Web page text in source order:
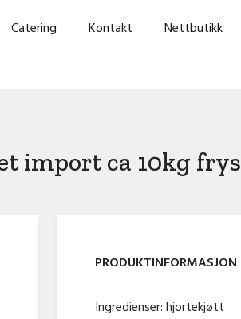
Catering Kontakt Nettbutikk
import ca 10kg frys
PRODUKT­INFORMASJON
Ingredienser: hjortekjøtt